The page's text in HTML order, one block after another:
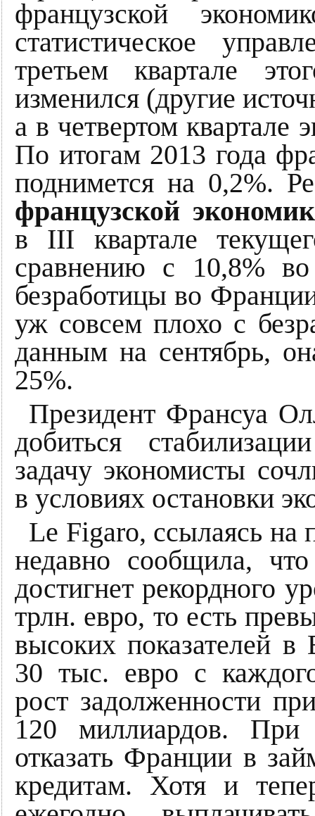
французской
статистическое
третьем квартале
изменился (другие
а в четвертом квартале
По итогам 2013 года
поднимется на 0,2%.
французской
в III квартале
сравнению с 10,8%
безработицы во
уж совсем плохо с
данным на сентябрь,
25%.
Президент Франсуа
добиться
задачу экономисты
в условиях остановки
Le Figaro, ссылаясь на
недавно сообщила,
достигнет рекордного
трлн. евро, то есть
высоких показателей
30 тыс. евро с
рост задолженности
120 миллиардов. При
отказать Франции в
кредитам. Хотя и